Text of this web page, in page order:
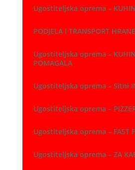
Ugostiteljska oprema –
PODJELA I TRANSPORT HRANE
Ugostiteljska oprema –
POMAGALA
Ugostiteljska oprema – Sitni
Ugostiteljska oprema –
Ugostiteljska oprema – FAST
Ugostiteljska oprema – ZA